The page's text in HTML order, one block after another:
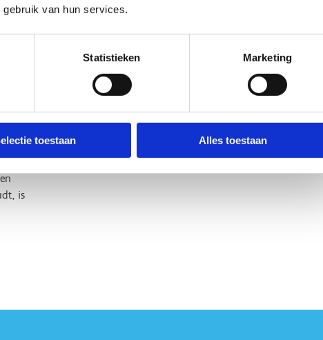
van hun services.
Statistieken Marketing
toestaan Alles toestaan
de
als
is